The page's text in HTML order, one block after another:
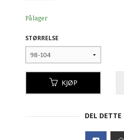
På lager
STØRRELSE
KJØP
DEL DETTE